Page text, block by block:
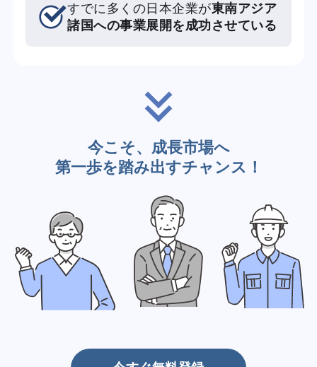
すでに多くの日本企業が東南アジア
諸国への事業展開を成功させている
今こそ、成長市場へ
第一歩を踏み出すチャンス！